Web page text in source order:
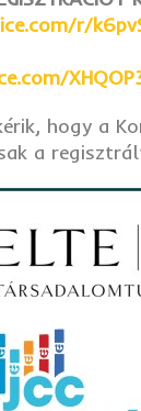
r/
hogy a
a